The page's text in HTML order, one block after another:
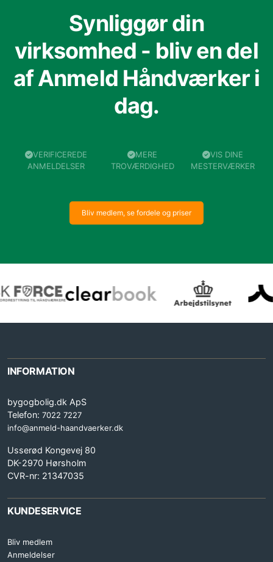
Synliggør din
virksomhed - bliv en del
af Anmeld Håndværker i
dag.
VERIFICEREDE
ANMELDELSER
MERE
TROVÆRDIGHED
VIS DINE
MESTERVÆRKER
Bliv medlem, se fordele og priser
INFORMATION
bygogbolig.dk ApS
Telefon: 7022 7227
info@anmeld-haandvaerker.dk
Usserød Kongevej 80
DK-2970 Hørsholm
CVR-nr: 21347035
KUNDESERVICE
Bliv medlem
Anmeldelser